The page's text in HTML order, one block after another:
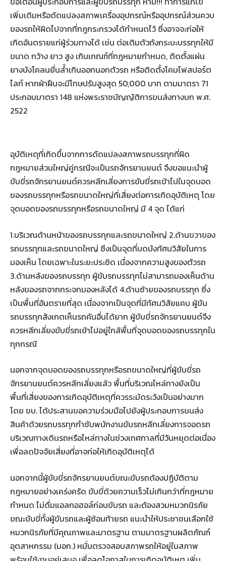
เพิ่มเติมหรือดัดแปลงสภาพเครื่องอุปกรณ์หรืออุปกรณ์ส่วนควบ
ของรถให้ผิดไปจากที่กฎกระทรวงได้กำหนดไว้ ซึ่งอาจจะก่อให้
เกิดอันตรายแก่ผู้ร่วมทางได้ เช่น ต่อเติมตัวถังกระบะบรรทุกให้มี
ขนาด กว้าง ยาว สูง เกินเกณฑ์ที่กฎหมายกำหนด, ติดตั้งแผ่น
ยางบังโคลนยื่นล้ำเกินออกนอกตัวรถ หรือติดตั้งโคมไฟสปอร์ต
ไลท์ หากฝ่าฝืนจะมีโทษปรับสูงสุด 50,000 บาท ตามมาตรา 71
ประกอบมาตรา 148 แห่งพระราชบัญญัติการขนส่งทางบก พ.ศ.
2522
อุบัติเหตุที่เกิดขึ้นจากการดัดแปลงสภาพรถบรรทุกที่ผิด
กฎหมายส่วนใหญ่คู่กรณีจะเป็นรถจักรยานยนต์ จึงขอแนะนำผู้
ขับขี่รถจักรยานยนต์ควรหลีกเลี่ยงการขับขี่รถเข้าไปในจุดบอด
ของรถบรรทุกหรือรถขนาดใหญ่ที่เสี่ยงต่อการเกิดอุบัติเหตุ โดย
จุดบอดของรถบรรทุกหรือรถขนาดใหญ่ มี 4 จุด ได้แก่
1.บริเวณด้านหน้าของรถบรรทุกและรถขนาดใหญ่ 2.ด้านขวาของ
รถบรรทุกและรถขนาดใหญ่ ซึงเป็นจุดที่บดบังทัศนวิสัยในการ
มองเห็น โดยเฉพาะในระยะประชิด เนื่องจากความสูงของตัวรถ
3.ด้านหลังของรถบรรทุก ผู้ขับรถบรรทุกไม่สามารถมองเห็นด้าน
หลังของรถจากกระจกมองหลังได้ 4.ด้านซ้ายของรถบรรทุก ซึ่ง
เป็นพื้นที่อันตรายที่สุด เนื่องจากเป็นจุดที่มีทัศนวิสัยแคบ ผู้ขับ
รถบรรทุกสังเกตเห็นรถคันอื่นได้ยาก ผู้ขับขี่รถจักรยานยนต์จึง
ควรหลีกเลี่ยงขับขี่รถเข้าไปอยู่ใกล้พื้นที่จุดบอดของรถบรรทุกใน
ทุกกรณี
นอกจากจุดบอดของรถบรรทุกหรือรถขนาดใหญ่ที่ผู้ขับขี่รถ
จักรยานยนต์ควรหลีกเลี่ยงแล้ว พื้นที่บริเวณไหล่ทางยังเป็น
พื้นที่เสี่ยงของการเกิดอุบัติเหตุที่ควรระมัดระวังเป็นอย่างมาก
โดย ขบ. ได้ประสานขอความร่วมมือไปยังผู้ประกอบการขนส่ง
สินค้าด้วยรถบรรทุกกำชับพนักงานขับรถหลีกเลี่ยงการจอดรถ
บริเวณทางเดินรถหรือไหล่ทางในช่วงเทศกาลที่มีวันหยุดต่อเนื่อง
เพื่อลดปัจจัยเสี่ยงที่อาจก่อให้เกิดอุบัติเหตุได้
นอกจากนี้ผู้ขับขี่รถจักรยานยนต์ขณะขับรถต้องปฏิบัติตาม
กฎหมายอย่างเคร่งครัด ขับขี่ด้วยความเร็วไม่เกินกว่าที่กฎหมาย
กำหนด ไม่ดื่มแอลกอฮอล์ก่อนขับรถ และต้องสวมหมวกนิรภัย
ขณะขับขี่ทั้งผู้ขับรถและผู้ซ้อนท้ายรถ แนะนำให้ประชาชนเลือกใช้
หมวกนิรภัยที่มีคุณภาพและมาตรฐาน ตามมาตรฐานผลิตภัณฑ์
อุตสาหกรรม (มอก.) หมั่นตรวจสอบสภาพรถให้อยู่ในสภาพ